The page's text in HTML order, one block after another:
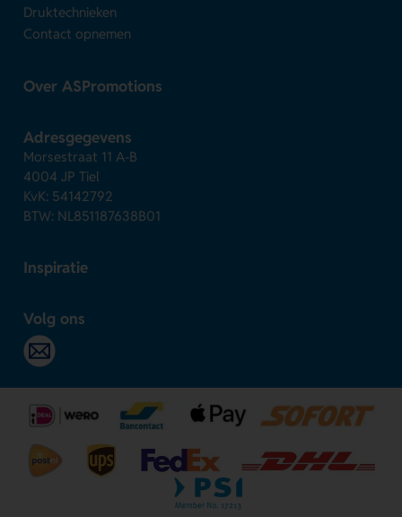
Druktechnieken
Contact opnemen
Over ASPromotions
Adresgegevens
Morsestraat 11 A-B
4004 JP Tiel
KvK: 54142792
BTW: NL851187638B01
Inspiratie
Volg ons